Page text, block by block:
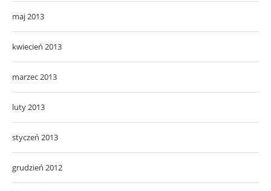
maj 2013
kwiecień 2013
marzec 2013
luty 2013
styczeń 2013
grudzień 2012